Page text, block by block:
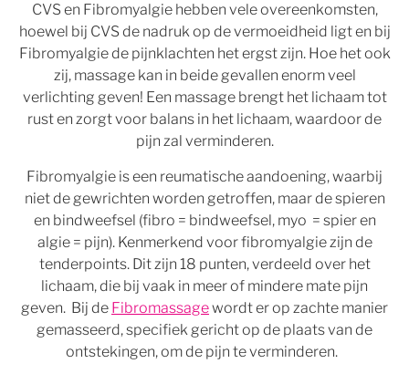
CVS en Fibromyalgie hebben vele overeenkomsten,
hoewel bij CVS de nadruk op de vermoeidheid ligt en bij
Fibromyalgie de pijnklachten het ergst zijn. Hoe het ook
zij, massage kan in beide gevallen enorm veel
verlichting geven! Een massage brengt het lichaam tot
rust en zorgt voor balans in het lichaam, waardoor de
pijn zal verminderen.
Fibromyalgie is een reumatische aandoening, waarbij
niet de gewrichten worden getroffen, maar de spieren
en bindweefsel (fibro = bindweefsel, myo = spier en
algie = pijn). Kenmerkend voor fibromyalgie zijn de
tenderpoints. Dit zijn 18 punten, verdeeld over het
lichaam, die bij vaak in meer of mindere mate pijn
geven. Bij de Fibromassagewordt er op zachte manier
gemasseerd, specifiek gericht op de plaats van de
ontstekingen, om de pijn te verminderen.